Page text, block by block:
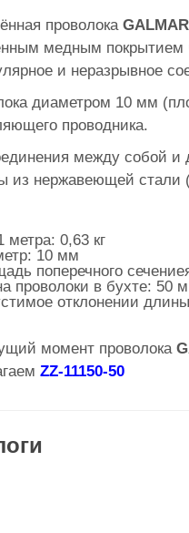
проволока
медным
и неразрывное
диаметром 10 мм
проводника.
между собой и
из нержавеющей стали
метра: 0,63 кг
10 мм
поперечного
проволоки в бухте: 50 м
отклонении
момент проволока
ZZ-11150-50